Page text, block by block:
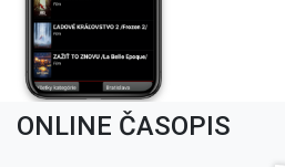
ONLINE ČASOPIS